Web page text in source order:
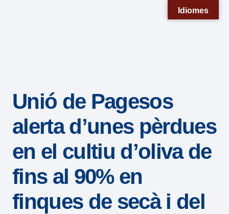
sistema
accesibilidad.
Unió de Pagesos
alerta d’unes pèrdues
en el cultiu d’oliva de
fins al 90% en
finques de secà i del
Idiomes